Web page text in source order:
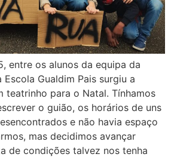
entre os alunos da equipa da
Escola Gualdim Pais surgiu a
teatrinho para o Natal. Tínhamos
o guião, os horários de uns
e não havia espaço
mas decidimos avançar
de condições talvez nos tenha